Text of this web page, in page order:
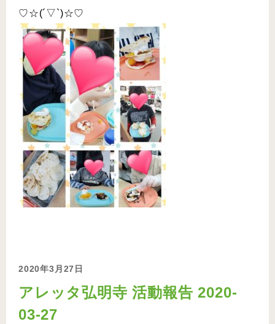
♡☆(´▽`)☆♡
2020年3月27日
アレッタ弘明寺 活動報告 2020-
03-27